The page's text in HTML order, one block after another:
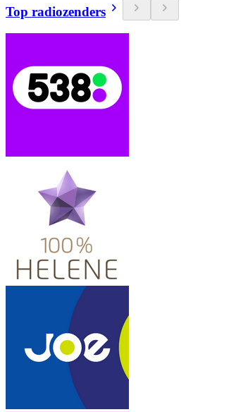
Top radiozenders